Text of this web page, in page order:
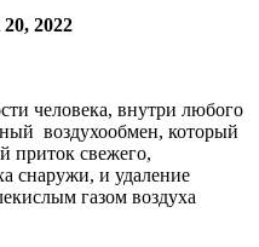
20, 2022
человека, внутри любого
воздухообмен, который
приток свежего,
снаружи, и удаление
газом воздуха